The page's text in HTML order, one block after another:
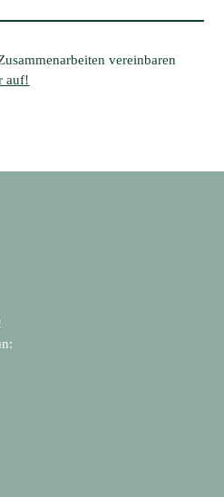
vereinbaren
auf!